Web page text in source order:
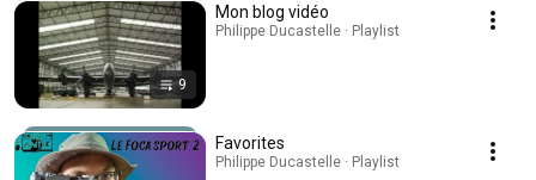
9
Mon blog vidéo
Philippe Ducastelle · Playlist
Favorites
Philippe Ducastelle · Playlist